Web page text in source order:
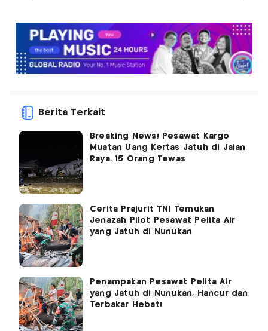
Berita Terkait
Breaking News! Pesawat Kargo
Muatan Uang Kertas Jatuh di Jalan
Raya, 15 Orang Tewas
Cerita Prajurit TNI Temukan
Jenazah Pilot Pesawat Pelita Air
yang Jatuh di Nunukan
Penampakan Pesawat Pelita Air
yang Jatuh di Nunukan, Hancur dan
Terbakar Hebat!